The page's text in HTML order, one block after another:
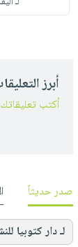
أبرز
أكتب تعليقاتك
صدر حديثاً
لـ دار كتوبيا